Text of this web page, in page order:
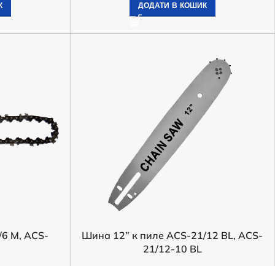
Инвертор напряжения
аккумуляторный Edon ED-
Makita LXT)
ДОДАТИ В КОШИК
M, ACS-
Шина 12” к пиле ACS-21/12 BL, ACS-
21/12-10 BL